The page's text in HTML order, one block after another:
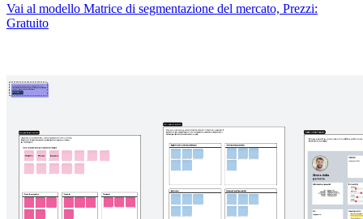
Vai al modello Matrice di segmentazione del mercato, Prezzi:
Gratuito